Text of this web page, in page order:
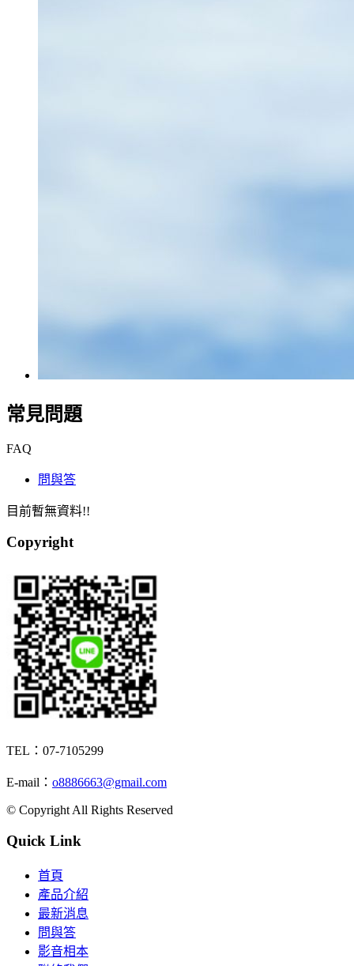
常見問題
FAQ
問與答
目前暫無資料!!
Copyright
TEL：07-7105299
E-mail： o8886663@gmail.com
© Copyright All Rights Reserved
Quick Link
首頁
產品介紹
最新消息
問與答
影音相本